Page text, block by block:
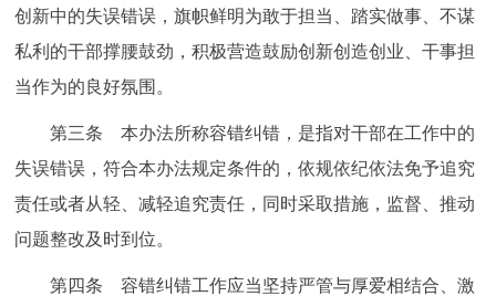
ESPAÑOL العربية PORTUGUÊS
ITALIANO
回到顶部
创新中的失误错误，旗帜鲜明为敢于担当、踏实做事、不谋
私利的干部撑腰鼓劲，积极营造鼓励创新创造创业、干事担
当作为的良好氛围。
第三条 本办法所称容错纠错，是指对干部在工作中的
失误错误，符合本办法规定条件的，依规依纪依法免予追究
责任或者从轻、减轻追究责任，同时采取措施，监督、推动
问题整改及时到位。
第四条 容错纠错工作应当坚持严管与厚爱相结合、激